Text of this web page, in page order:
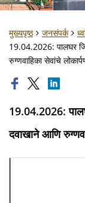
मुख्यपृष्ठ जनसंपर्क
19.04.2026: पालघर
रुग्णवाहिका सेवांचे
19.04.2026:
दवाखाने आणि